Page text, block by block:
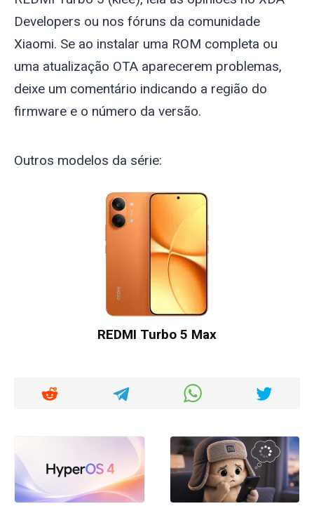
Developers ou nos fóruns da comunidade
Xiaomi. Se ao instalar uma ROM completa ou
uma atualização OTA aparecerem problemas,
deixe um comentário indicando a região do
firmware e o número da versão.
Outros modelos da série:
REDMI Turbo 5 Max